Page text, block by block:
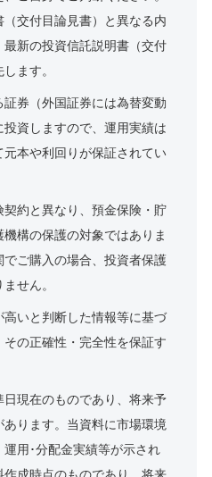
交付目論見書）と異なる内
新の投資信託説明書（交付
ます。
券（外国証券には為替変動
資しますので、運用実績は
本や利回りが保証されてい
約と異なり、預金保険・貯
構の保護の対象ではありま
ご購入の場合、投資者保護
せん。
いと判断した情報等に基づ
の正確性・完全性を保証す
現在のものであり、将来予
ります。当資料に市場環境
用･分配金実績等が示され
成時点のものであり、将来